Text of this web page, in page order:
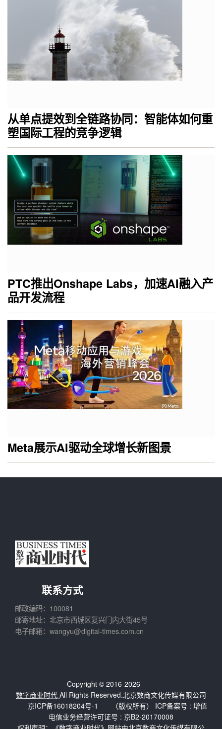
从单点提效到全链路协同：智能体如何重
塑国际工程的竞争逻辑
PTC推出Onshape Labs，加速AI融入产
品开发流程
Meta展示AI驱动全球增长新图景
联系方式
邮政编码：100081
邮寄地址：北京市西城区复兴门内大街45号
电子邮箱：wangyu@digital-times.com.cn
Copyright © 2016-2026
数字商业时代 All Rights Reserved.北京数商文化传媒有限公司
（版权所有） ICP备案号 :
京ICP备16018204号-1
增值
电信业务经营许可证号 : 京B2-20170008